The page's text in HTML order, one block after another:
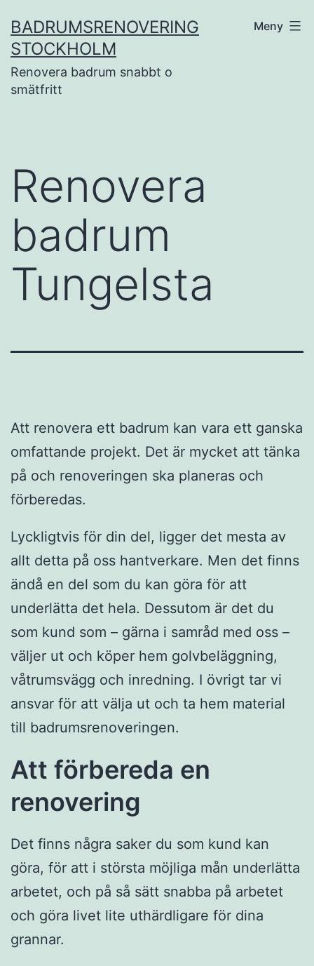
till
innehåll
BADRUMSRENOVERING
STOCKHOLM
Renovera badrum snabbt o
smätfritt
Meny
Renovera
badrum
Tungelsta
Att renovera ett badrum kan vara ett ganska
omfattande projekt. Det är mycket att tänka
på och renoveringen ska planeras och
förberedas.
Lyckligtvis för din del, ligger det mesta av
allt detta på oss hantverkare. Men det finns
ändå en del som du kan göra för att
underlätta det hela. Dessutom är det du
som kund som – gärna i samråd med oss –
väljer ut och köper hem golvbeläggning,
våtrumsvägg och inredning. I övrigt tar vi
ansvar för att välja ut och ta hem material
till badrumsrenoveringen.
Att förbereda en
renovering
Det finns några saker du som kund kan
göra, för att i största möjliga mån underlätta
arbetet, och på så sätt snabba på arbetet
och göra livet lite uthärdligare för dina
grannar.